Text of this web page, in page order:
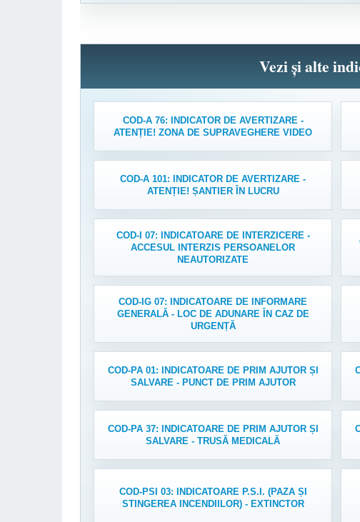
Vezi și alte
COD-A 76: INDICATOR DE AVERTIZARE -
ATENȚIE! ZONA DE SUPRAVEGHERE VIDEO
COD-A 101: INDICATOR DE AVERTIZARE -
ATENȚIE! ȘANTIER ÎN LUCRU
COD-I 07: INDICATOARE DE INTERZICERE -
ACCESUL INTERZIS PERSOANELOR
NEAUTORIZATE
COD-IG 07: INDICATOARE DE INFORMARE
GENERALĂ - LOC DE ADUNARE ÎN CAZ DE
URGENȚĂ
COD-PA 01: INDICATOARE DE PRIM AJUTOR ȘI
SALVARE - PUNCT DE PRIM AJUTOR
COD-PA 37: INDICATOARE DE PRIM AJUTOR ȘI
SALVARE - TRUSĂ MEDICALĂ
COD-PSI 03: INDICATOARE P.S.I. (PAZA ȘI
STINGEREA INCENDIILOR) - EXTINCTOR